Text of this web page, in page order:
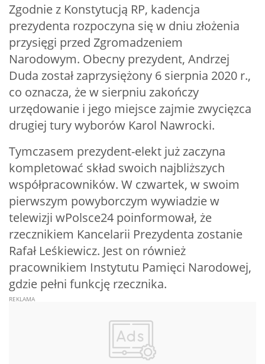
Zgodnie z Konstytucją RP, kadencja
prezydenta rozpoczyna się w dniu złożenia
przysięgi przed Zgromadzeniem
Narodowym. Obecny prezydent, Andrzej
Duda został zaprzysiężony 6 sierpnia 2020 r.,
co oznacza, że w sierpniu zakończy
urzędowanie i jego miejsce zajmie zwycięzca
drugiej tury wyborów Karol Nawrocki.
Tymczasem prezydent-elekt już zaczyna
kompletować skład swoich najbliższych
współpracowników. W czwartek, w swoim
pierwszym powyborczym wywiadzie w
telewizji wPolsce24 poinformował, że
rzecznikiem Kancelarii Prezydenta zostanie
Rafał Leśkiewicz. Jest on również
pracownikiem Instytutu Pamięci Narodowej,
gdzie pełni funkcję rzecznika.